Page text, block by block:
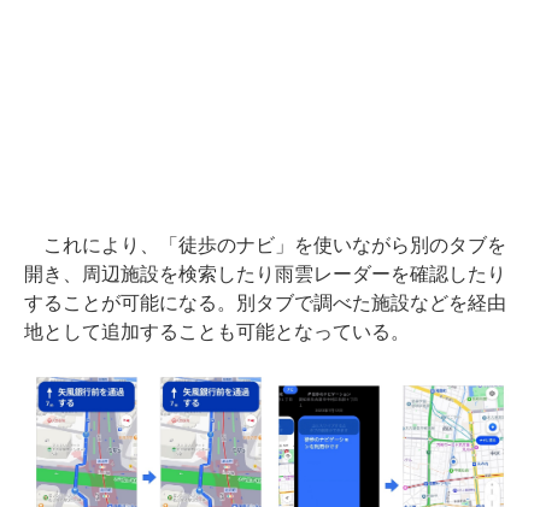
これにより、「徒歩のナビ」を使いながら別のタブを
開き、周辺施設を検索したり雨雲レーダーを確認したり
することが可能になる。別タブで調べた施設などを経由
地として追加することも可能となっている。